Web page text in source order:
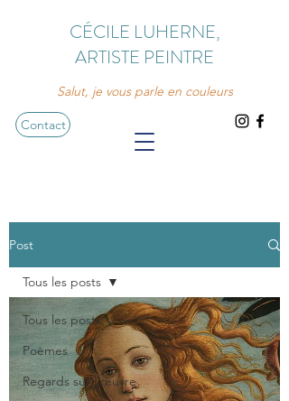
CÉCILE LUHERNE,
ARTISTE PEINTRE
Salut, je vous parle en couleurs
Contact
Post
Tous les posts
Poèmes
Regards sur l'œuvre
Tous les posts